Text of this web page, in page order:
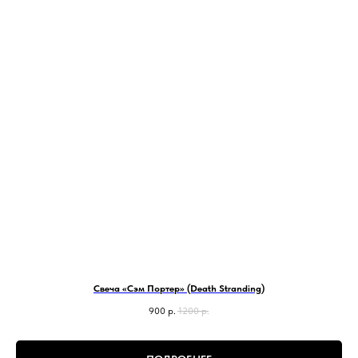
Свеча «Сэм Портер» (Death Stranding)
900 р. 1200 р.